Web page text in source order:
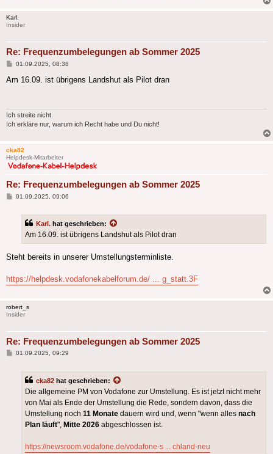
Karl.
Insider
Re: Frequenzumbelegungen ab Sommer 2025
Beitrag
01.09.2025, 08:38
Am 16.09. ist übrigens Landshut als Pilot dran
Ich streite nicht.
Ich erkläre nur, warum ich Recht habe und Du nicht!
cka82
Helpdesk-Mitarbeiter
Re: Frequenzumbelegungen ab Sommer 2025
Beitrag
01.09.2025, 09:06
Karl. hat geschrieben:
Am 16.09. ist übrigens Landshut als Pilot dran
Steht bereits in unserer Umstellungsterminliste.
https://helpdesk.vodafonekabelforum.de/ ... g_statt.3F
robert_s
Insider
Re: Frequenzumbelegungen ab Sommer 2025
Beitrag
01.09.2025, 09:29
cka82 hat geschrieben:
Die allgemeine PM von Vodafone zur Umstellung. Es ist jetzt nicht mehr
von Mai als Ende der Umstellung die Rede, sondern davon, dass die
Umstellung noch 11 Monate dauern wird und, wenn "wenn alles nach
Plan läuft", Mitte 2026 abgeschlossen ist.
https://newsroom.vodafone.de/vodafone-s ... chland-neu